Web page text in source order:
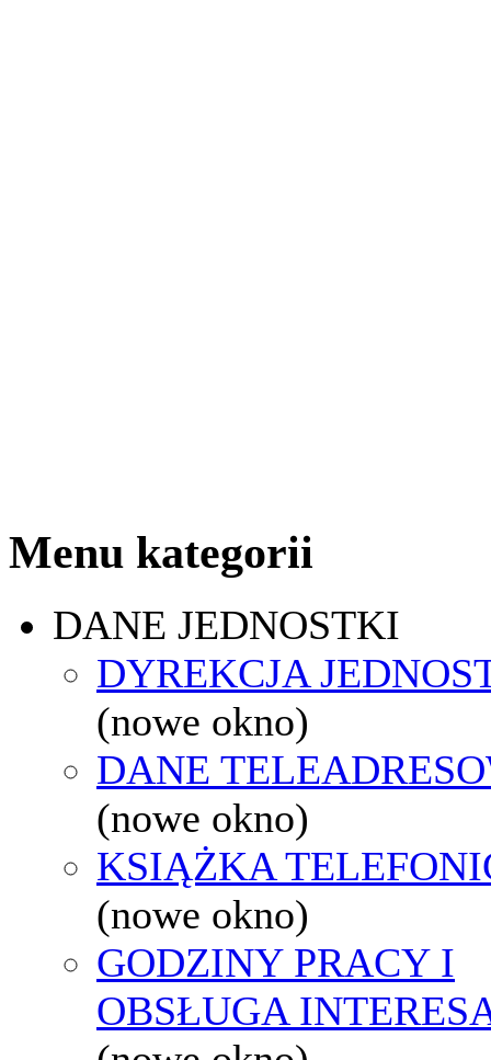
Menu kategorii
DANE JEDNOSTKI
DYREKCJA
(nowe okno)
DANE
(nowe okno)
KSIĄŻKA
(nowe okno)
GODZINY PRACY I
OBSŁUGA